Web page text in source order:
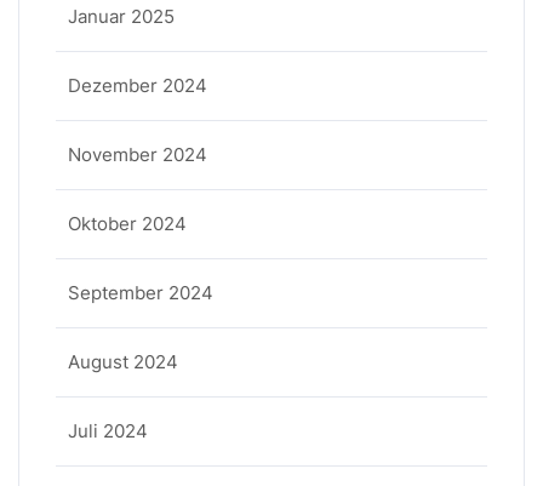
Januar 2025
Dezember 2024
November 2024
Oktober 2024
September 2024
August 2024
Juli 2024